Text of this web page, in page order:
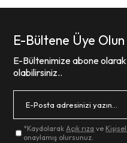
E-Bültene Üye Olun
E-Bültenimize abone
olabilirsiniz..
*KaydolarakAçık rıza ve
onaylamış olursunuz.